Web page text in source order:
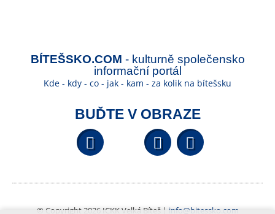
BÍTEŠSKO.COM - kulturně společensko
informační portál
Kde - kdy - co - jak - kam - za kolik na bítešsku
BUĎTE V OBRAZE
Facebook YouTube
© Copyright 2026 ICKK Velká Bíteš | info@bitessko.com